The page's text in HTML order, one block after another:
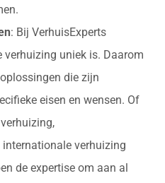
: Bij VerhuisExperts
verhuizing uniek is. Daarom
die zijn
eisen en wensen. Of
verhuizing
de expertise om aan al